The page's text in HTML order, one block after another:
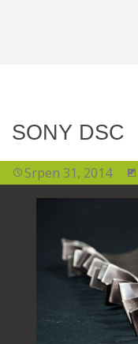
SONY DSC
Srpen 31, 2014